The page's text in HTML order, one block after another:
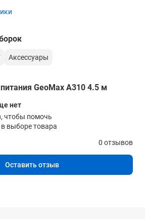
Аксессуары
GeoMax A310 4.5 м
нет
чтобы помочь
выборе товара
0 отзывов
Оставить отзыв